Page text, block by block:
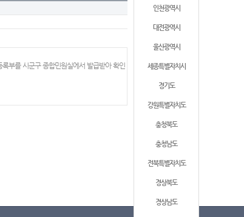
인천광역시
대전광역시
울산광역시
세종특별자치시
경기도
강원특별자치도
충청북도
충청남도
전북특별자치도
경상북도
경상남도
부를 시군구 종합민원실에서 발급받아 확인